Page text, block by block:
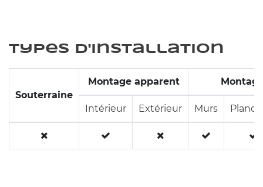
Types d'installation
Souterraine
Montage apparent
Intérieur Extérieur Murs